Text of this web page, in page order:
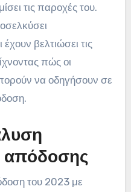
τις παροχές του.
βελτιώσει τις
πώς οι
να οδηγήσουν σε
απόδοσης
του 2023 με